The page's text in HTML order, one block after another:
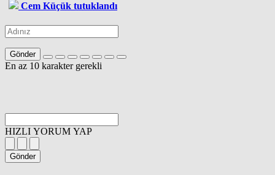
Cem Küçük tutuklandı
Gönder
En az 10 karakter gerekli
HIZLI YORUM YAP
Gönder